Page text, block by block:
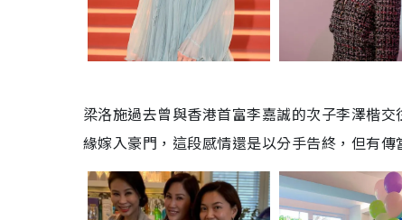
梁洛施過去曾與香港首富李嘉誠的次子李澤楷
緣嫁入豪門，這段感情還是以分手告終，但有